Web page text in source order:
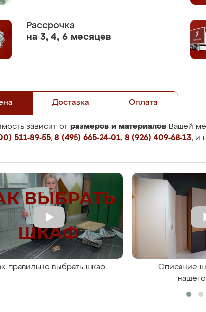
Рассрочка
на 3, 4, 6 месяцев
Доставка Оплата
зависит от размеров и материалов Вашей
511-89-55, 8 (495) 665-24-01, 8 (926) 409-68-13, и
правильно выбрать шкаф
Описание